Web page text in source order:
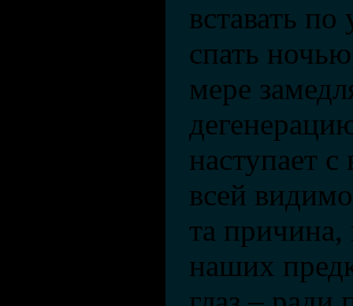
вставать
спать
мере
наступает
всей
та причина,
наших